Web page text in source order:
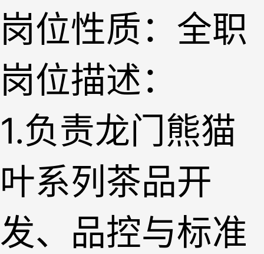
岗位性质：全职
岗位描述：
1.负责龙门熊猫
叶系列茶品开
发、品控与标准